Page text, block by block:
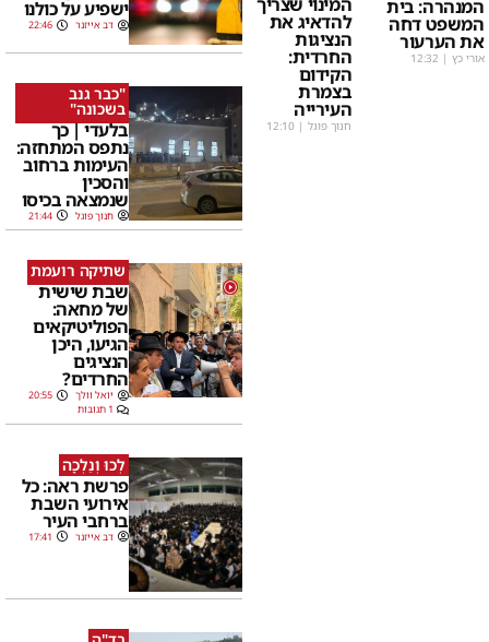
המנהרה: בית
המשפט דחה
את הערעור
אורי כץ |
12:32
המינוי שצריך
להדאיג את
הנציגות
החרדית:
הקידום
בצמרת
העירייה
חנוך פוגל |
12:10
ישפיע על כולנו
דב אייזנר 22:46
"כבר גנב
בשכונה"
בלעדי | כך
נתפס המתחזה:
העימות ברחוב
והסכין
שנמצאה בכיסו
חנוך פוגל 21:44
1 שתיקה רועמת
שבת שישית
של מחאה:
הפוליטיקאים
הגיעו, היכן
הנציגים
החרדים?
יואל וולך
20:55
1 תגובות
לְכוּ וְנֵלְכָה
פרשת ראה: כל
אירועי השבת
ברחבי העיר
דב אייזנר 17:41